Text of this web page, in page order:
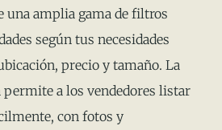
una amplia gama de filtros
según tus necesidades
precio y tamaño. La
a los vendedores listar
con fotos y